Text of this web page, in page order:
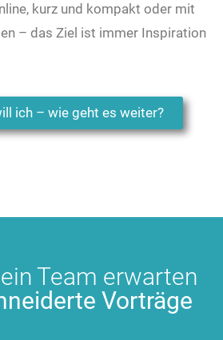
kurz und kompakt oder mit
– das Ziel ist immer Inspiration
ich – wie geht es weiter?
Team erwarten
Vorträge